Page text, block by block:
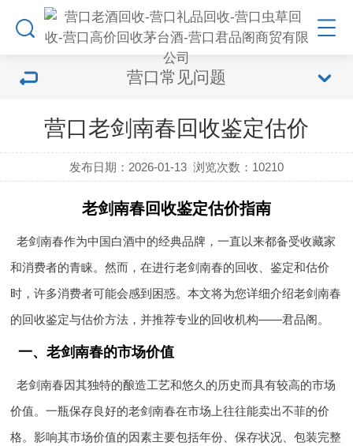
营口常见问题
营口老剑南春回收鉴定估价
发布日期：2026-01-13 浏览次数： 10210
老剑南春回收鉴定估价指南
老剑南春作为中国白酒中的经典品牌，一直以来都备受收藏家
和消费者的青睐。然而，在进行老剑南春的回收、鉴定和估价
时，许多消费者可能会感到困惑。本文将为您详细介绍老剑南春
的回收鉴定与估价方法，并推荐专业的回收机构——君品阁。
一、老剑南春的市场价值
老剑南春因其独特的酿造工艺和悠久的历史而具有较高的市场
价值。一瓶保存良好的老剑南春在市场上往往能卖出不菲的价
格。影响其市场价值的因素主要包括年份、保存状况、包装完整